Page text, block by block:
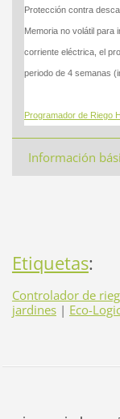
Protección contra
Memoria no volátil para
corriente eléctrica, el
periodo de 4 semanas
Programador de Riego
Información
Etiquetas:
Controlador de
jardines | Eco-